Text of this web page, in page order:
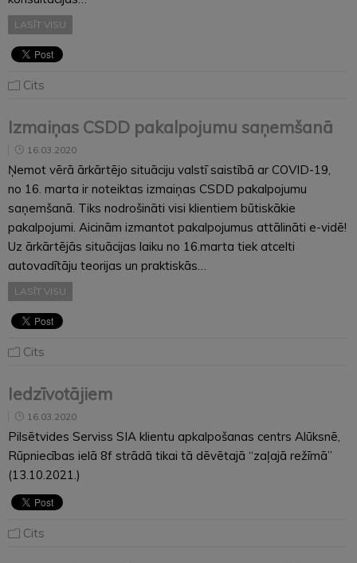
LASĪT VISU
Cits
Izmaiņas CSDD pakalpojumu saņemšanā
16.03.2020
Ņemot vērā ārkārtējo situāciju valstī saistībā ar COVID-19,
no 16. marta ir noteiktas izmaiņas CSDD pakalpojumu
saņemšanā. Tiks nodrošināti visi klientiem būtiskākie
pakalpojumi. Aicinām izmantot pakalpojumus attālināti e-vidē!
Uz ārkārtējās situācijas laiku no 16.marta tiek atcelti
autovadītāju teorijas un praktiskās…
LASĪT VISU
Cits
Iedzīvotājiem
16.03.2020
Pilsētvides Serviss SIA klientu apkalpošanas centrs Alūksnē,
Rūpniecības ielā 8f strādā tikai tā dēvētajā “zaļajā režīmā”
(13.10.2021.)
Cits